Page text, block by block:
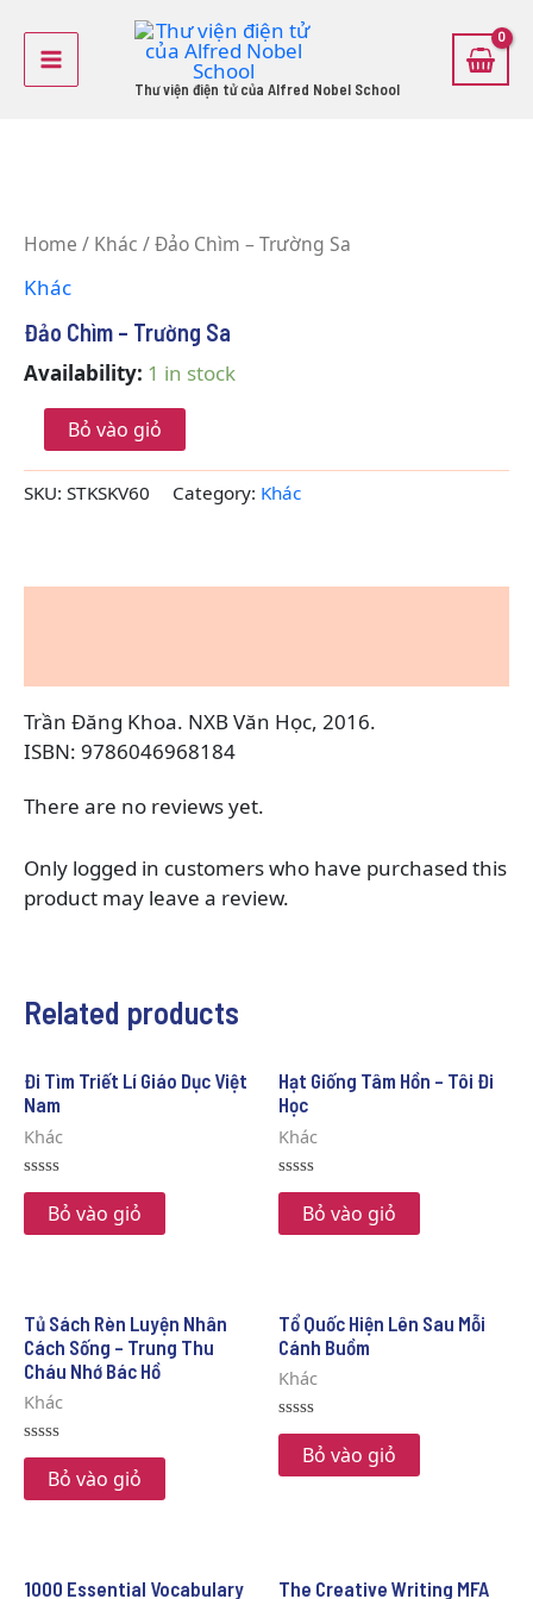
content
Main
Menu
Thư viện điện tử của Alfred Nobel School
Home / Khác / Đảo Chìm – Trường Sa
Khác
Đảo Chìm – Trường Sa
Availability: 1 in stock
-
Sa
quantity
Bỏ vào giỏ
SKU: STKSKV60 Category: Khác
Trần Đăng Khoa. NXB Văn Học, 2016.
ISBN: 9786046968184
There are no reviews yet.
Only logged in customers who have purchased this
product may leave a review.
Related products
Đi Tìm Triết Lí Giáo Dục Việt
Nam
Khác
Rated
of
Bỏ vào giỏ
Hạt Giống Tâm Hồn – Tôi Đi
Học
Khác
Rated
of
Bỏ vào giỏ
Tủ Sách Rèn Luyện Nhân
Cách Sống – Trung Thu
Cháu Nhớ Bác Hồ
Khác
Rated
of
Bỏ vào giỏ
Tổ Quốc Hiện Lên Sau Mỗi
Cánh Buồm
Khác
Rated
of
Bỏ vào giỏ
1000 Essential Vocabulary The Creative Writing MFA